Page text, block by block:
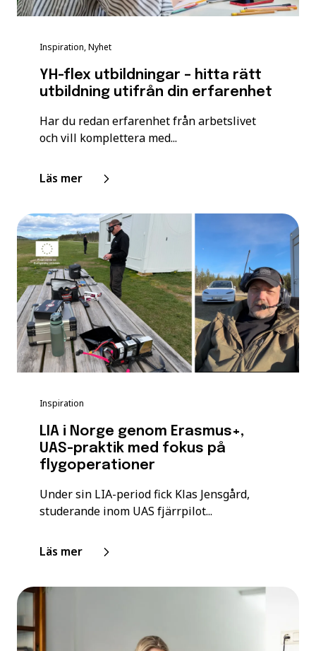
Inspiration, Nyhet
YH-flex utbildningar – hitta rätt
utbildning utifrån din erfarenhet
Har du redan erfarenhet från arbetslivet
och vill komplettera med...
Läs mer
Inspiration
LIA i Norge genom Erasmus+,
UAS-praktik med fokus på
flygoperationer
Under sin LIA-period fick Klas Jensgård,
studerande inom UAS fjärrpilot...
Läs mer